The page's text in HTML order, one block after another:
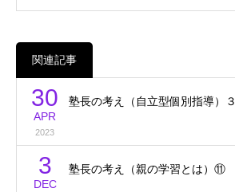
関連記事
30
APR
2023
塾長の考え（自立型個別指導）３
3
DEC
塾長の考え（親の学習とは）⑪